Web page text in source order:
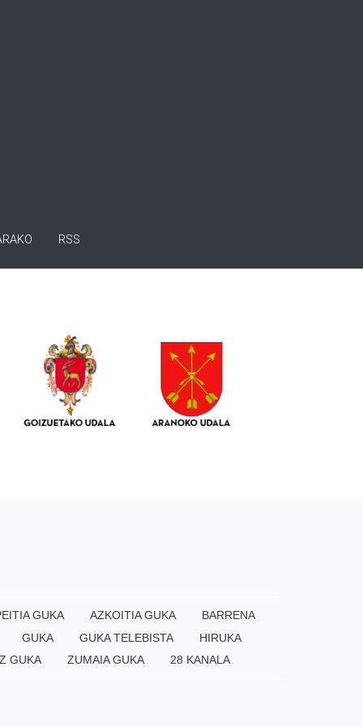
RSS
GUKA AZKOITIA GUKA
BARRENA
GUKA
GUKA TELEBISTA
HIRUKA
GUKA
ZUMAIA GUKA 28 KANALA